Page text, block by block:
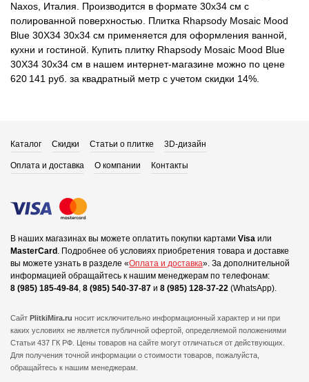
Naxos, Италия. Производится в формате 30x34 см с
полированной поверхностью. Плитка Rhapsody Mosaic Mood
Blue 30X34 30x34 см применяется для оформления ванной,
кухни и гостиной. Купить плитку Rhapsody Mosaic Mood Blue
30X34 30x34 см в нашем интернет-магазине можно по цене
620 141 руб. за квадратный метр с учетом скидки 14%.
Каталог Скидки Статьи о плитке 3D-дизайн
Оплата и доставка О компании Контакты
В наших магазинах вы можете оплатить покупки картами Visa или
MasterCard . Подробнее об условиях приобретения товара и доставке
вы можете узнать в разделе «Оплата и доставка». За дополнительной
информацией обращайтесь к нашим менеджерам по телефонам:
8 (985) 185-49-84, 8 (985) 540-37-87 и 8 (985) 128-37-22 (WhatsApp).
Сайт PlitkiMira.ru носит исключительно информационный характер и ни при
каких условиях не является публичной офертой, определяемой положениями
Статьи 437 ГК РФ. Цены товаров на сайте могут отличаться от действующих.
Для получения точной информации о стоимости товаров, пожалуйста,
обращайтесь к нашим менеджерам.